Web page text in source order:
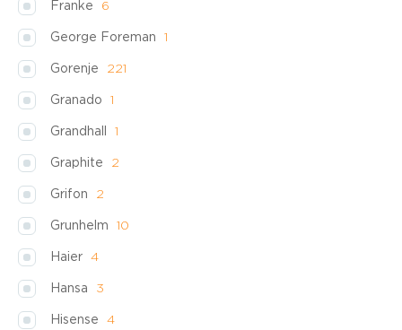
Franke 6
George Foreman 1
Gorenje 221
Granado 1
Grandhall 1
Graphite 2
Grifon 2
Grunhelm 10
Haier 4
Hansa 3
Hisense 4